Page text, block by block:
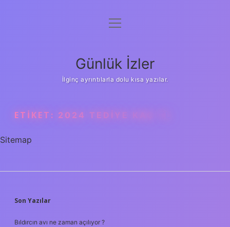
Anasayfa
Yasal Uyarı
menüyü
Günlük İzler
İlginç ayrıntılarla dolu kısa yazılar.
ETIKET: 2024 TEDIYE KAÇ TL
Sitemap
SIDEBAR
Son Yazılar
Bıldırcın avı ne zaman açılıyor ?